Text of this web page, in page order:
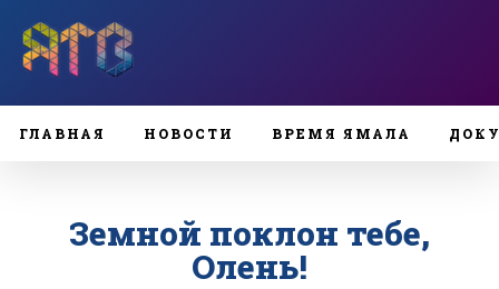
ГЛАВНАЯ НОВОСТИ ВРЕМЯ ЯМАЛА
Земной поклон тебе,
Олень!